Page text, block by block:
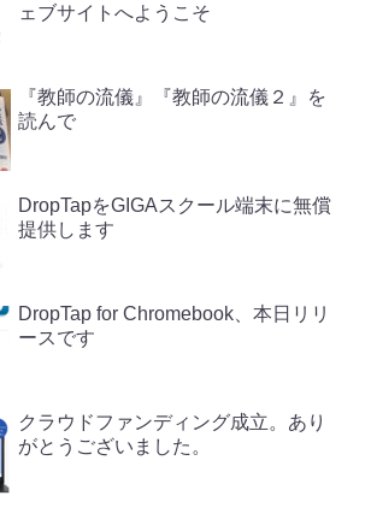
ェブサイトへようこそ
『教師の流儀』『教師の流儀２』を
読んで
DropTapをGIGAスクール端末に無償
提供します
DropTap for Chromebook、本日リリ
ースです
クラウドファンディング成立。あり
がとうございました。